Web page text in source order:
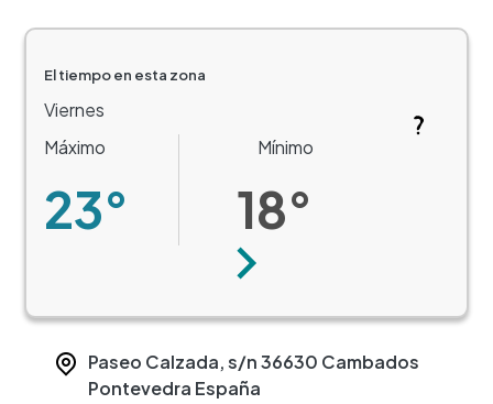
El tiempo en esta zona
Viernes
Máximo
23°
Mínimo
18°
Siguiente
Paseo Calzada, s/n36630 Cambados
Pontevedra España